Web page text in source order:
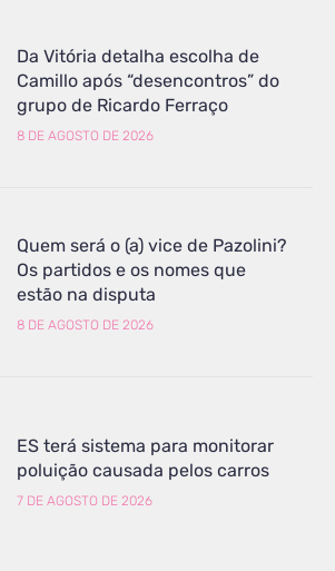
Da Vitória detalha escolha de
Camillo após “desencontros” do
grupo de Ricardo Ferraço
8 DE AGOSTO DE 2026
Quem será o (a) vice de Pazolini?
Os partidos e os nomes que
estão na disputa
8 DE AGOSTO DE 2026
ES terá sistema para monitorar
poluição causada pelos carros
7 DE AGOSTO DE 2026